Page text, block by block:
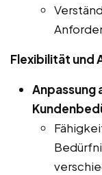
Flexibilität und
Anpassung